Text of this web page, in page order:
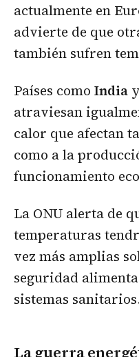
actualmente en
advierte de que
también sufren
Países como India
atraviesan
calor que afectan
como a la
funcionamiento
La ONU alerta de
temperaturas
vez más amplias
seguridad
sistemas
La guerra